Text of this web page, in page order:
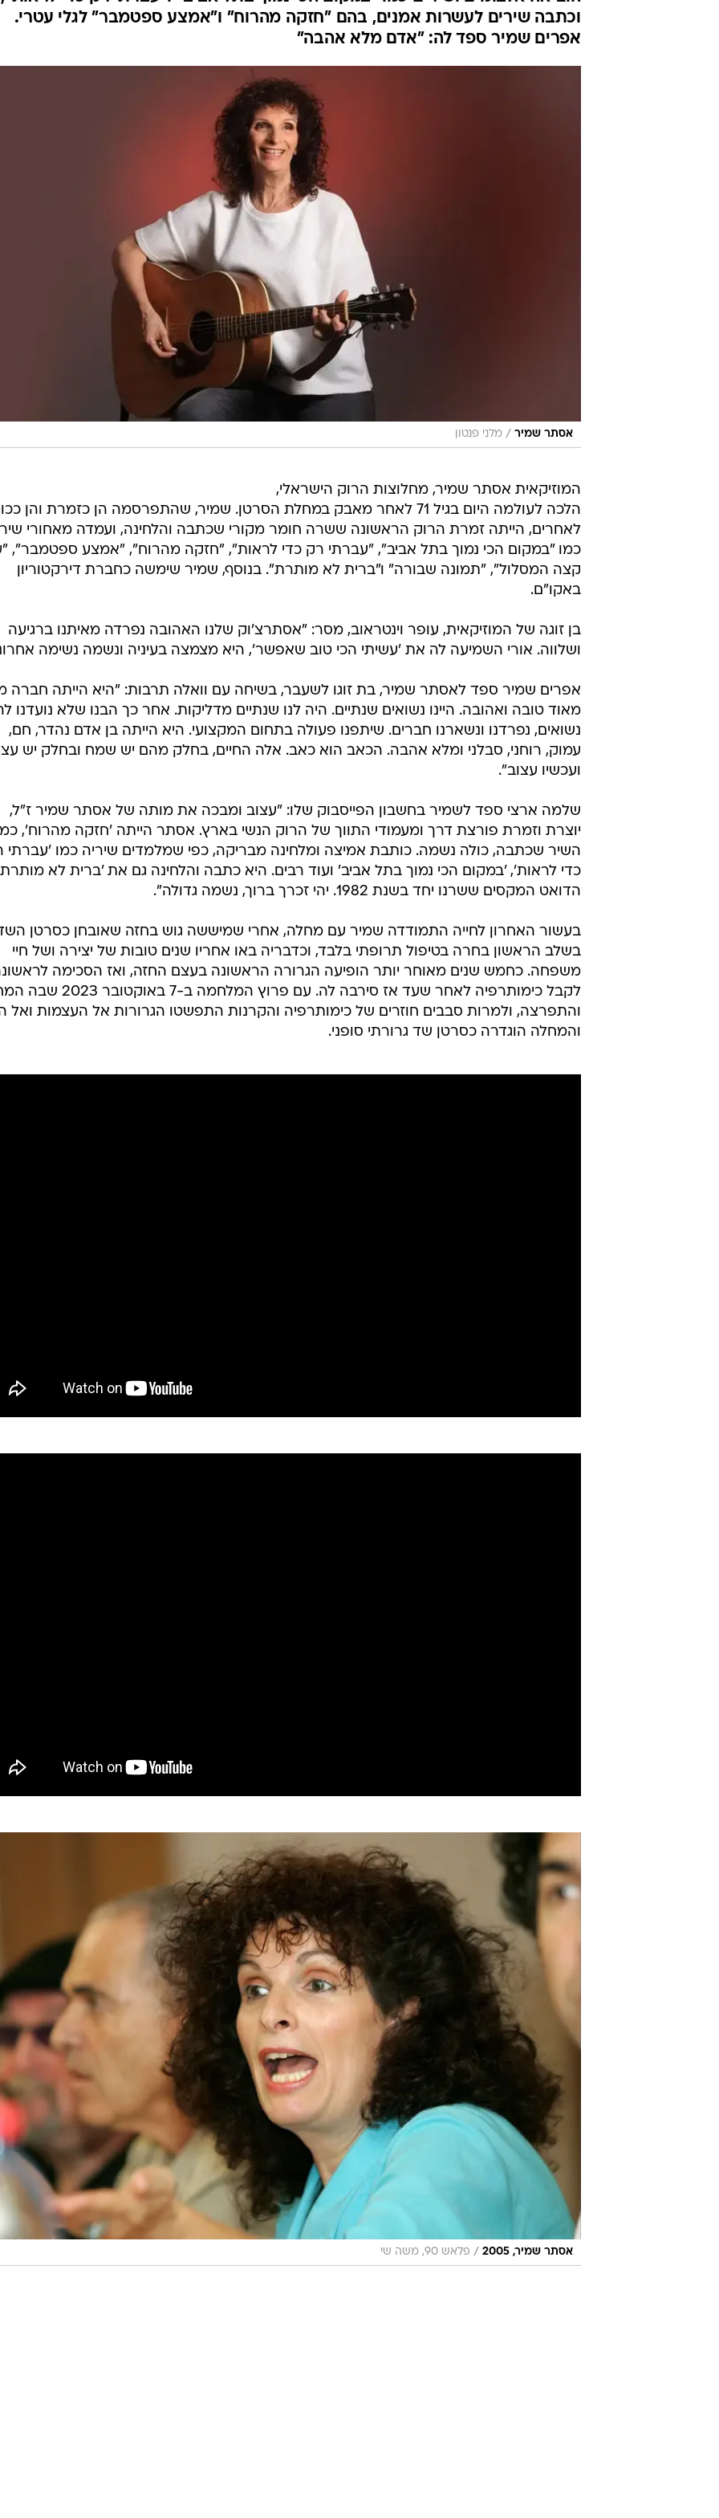
וכתבה שירים לעשרות אמנים, בהם "חזקה מהרוח" ו"אמצע ספטמבר" לגלי עטרי.
אפרים שמיר ספד לה: "אדם מלא אהבה"
אסתר שמיר / מלני פנטון
המוזיקאית אסתר שמיר, מחלוצות הרוק הישראלי,
הלכה לעולמה היום בגיל 71 לאחר מאבק במחלת הסרטן. שמיר, שהתפרסמה הן כזמרת והן
לאחרים, הייתה זמרת הרוק הראשונה ששרה חומר מקורי שכתבה והלחינה, ועמדה מאחורי
כמו "במקום הכי נמוך בתל אביב", "עברתי רק כדי לראות", "חזקה מהרוח", "אמצע ספטמבר",
קצה המסלול", "תמונה שבורה" ו"ברית לא מותרת". בנוסף, שמיר שימשה כחברת דירקטוריון
באקו"ם.
בן זוגה של המוזיקאית, עופר וינטראוב, מסר: "אסתרצ'וק שלנו האהובה נפרדה מאיתנו ברגיעה
ושלווה. אורי השמיעה לה את 'עשיתי הכי טוב שאפשר', היא מצמצה בעיניה ונשמה נשימה
אפרים שמיר ספד לאסתר שמיר, בת זוגו לשעבר, בשיחה עם וואלה תרבות: "היא הייתה חברה
מאוד טובה ואהובה. היינו נשואים שנתיים. היה לנו שנתיים מדליקות. אחר כך הבנו שלא נועדנו
נשואים, נפרדנו ונשארנו חברים. שיתפנו פעולה בתחום המקצועי. היא הייתה בן אדם נהדר, חם,
עמוק, רוחני, סבלני ומלא אהבה. הכאב הוא כאב. אלה החיים, בחלק מהם יש שמח ובחלק יש
ועכשיו עצוב".
שלמה ארצי ספד לשמיר בחשבון הפייסבוק שלו: "עצוב ומבכה את מותה של אסתר שמיר ז"ל,
יוצרת וזמרת פורצת דרך ומעמודי התווך של הרוק הנשי בארץ. אסתר הייתה 'חזקה מהרוח',
השיר שכתבה, כולה נשמה. כותבת אמיצה ומלחינה מבריקה, כפי שמלמדים שיריה כמו 'עברתי
כדי לראות', 'במקום הכי נמוך בתל אביב' ועוד רבים. היא כתבה והלחינה גם את 'ברית לא
הדואט המקסים ששרנו יחד בשנת 1982. יהי זכרך ברוך, נשמה גדולה".
בעשור האחרון לחייה התמודדה שמיר עם מחלה, אחרי שמיששה גוש בחזה שאובחן כסרטן
בשלב הראשון בחרה בטיפול תרופתי בלבד, וכדבריה באו אחריו שנים טובות של יצירה ושל חיי
משפחה. כחמש שנים מאוחר יותר הופיעה הגרורה הראשונה בעצם החזה, ואז הסכימה
לקבל כימותרפיה לאחר שעד אז סירבה לה. עם פרוץ המלחמה ב-
והתפרצה, ולמרות סבבים חוזרים של כימותרפיה והקרנות התפשטו הגרורות אל העצמות ואל
והמחלה הוגדרה כסרטן שד גרורתי סופני.
אסתר שמיר, 2005 / פלאש 90, משה שי